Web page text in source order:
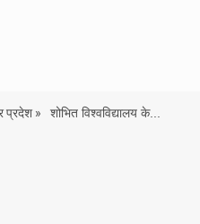
प्रदेश » शोभित विश्वविद्यालय के...